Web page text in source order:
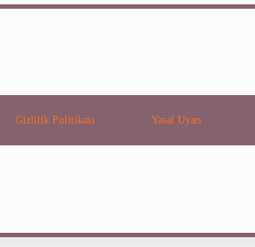
Gizlilik Politikası Yasal Uyarı